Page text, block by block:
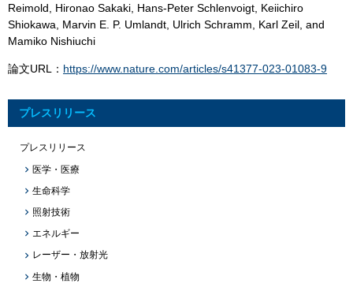
Reimold, Hironao Sakaki, Hans-Peter Schlenvoigt, Keiichiro
Shiokawa, Marvin E. P. Umlandt, Ulrich Schramm, Karl Zeil, and
Mamiko Nishiuchi
論文URL： https://www.nature.com/articles/s41377-023-01083-9
プレスリリース
プレスリリース
医学・医療
生命科学
照射技術
エネルギー
レーザー・放射光
生物・植物